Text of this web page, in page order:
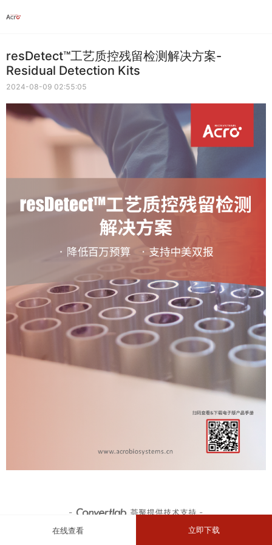
resDetect™工艺质控残留检测解决方案-
Residual Detection Kits
2024-08-09 02:55:05
在线查看 立即下载